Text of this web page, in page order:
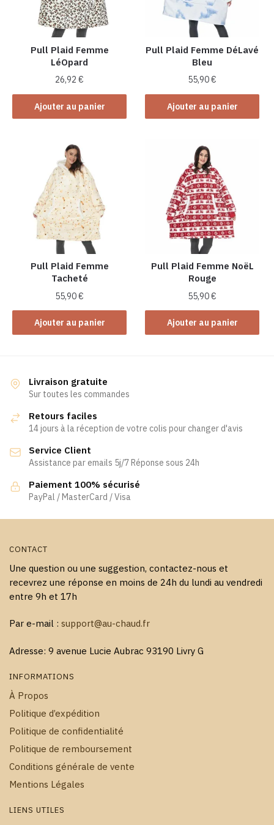
Pull Plaid Femme
LéOpard
26,92€
Ajouter au panier
Pull Plaid Femme DéLavé
Bleu
55,90€
Ajouter au panier
Pull Plaid Femme
Tacheté
55,90€
Ajouter au panier
Pull Plaid Femme NoëL
Rouge
55,90€
Ajouter au panier
Livraison gratuite
Sur toutes les commandes
Retours faciles
14 jours à la réception de votre colis pour changer d'avis
Service Client
Assistance par emails 5j/7 Réponse sous 24h
Paiement 100% sécurisé
PayPal / MasterCard / Visa
CONTACT
Une question ou une suggestion, contactez-nous et
recevrez une réponse en moins de 24h du lundi au vendredi
entre 9h et 17h
Par e-mail : support@au-chaud.fr
Adresse: 9 avenue Lucie Aubrac 93190 Livry G
INFORMATIONS
À Propos
Politique d’expédition
Politique de confidentialité
Politique de remboursement
Conditions générale de vente
Mentions Légales
LIENS UTILES